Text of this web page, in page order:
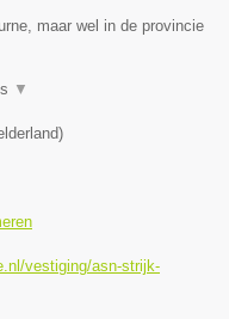
maar wel in de provincie
▼
)
vestiging/asn-strijk-